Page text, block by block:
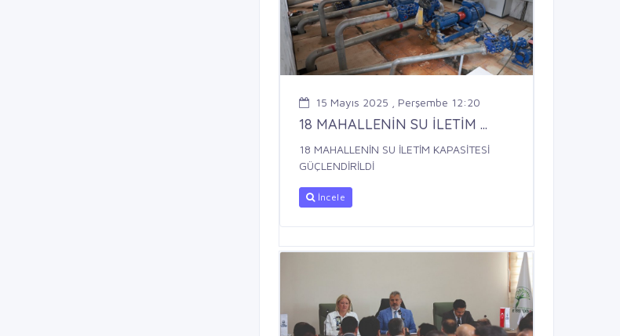
15 Mayıs 2025 , Perşembe 12:20
18 MAHALLENİN SU İLETİM ...
18 MAHALLENİN SU İLETİM KAPASİTESİ
GÜÇLENDİRİLDİ
İncele